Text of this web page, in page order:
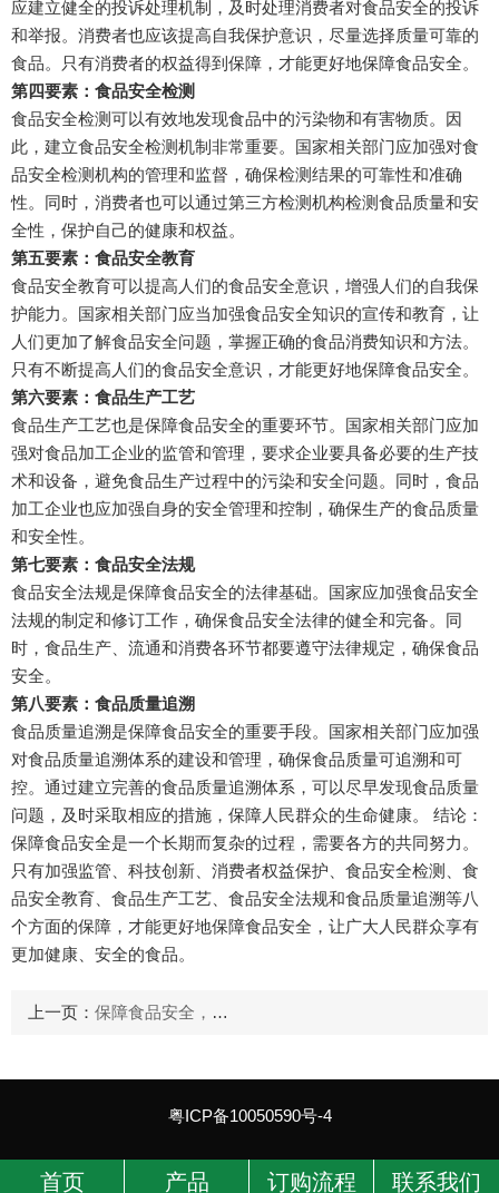
应建立健全的投诉处理机制，及时处理消费者对食品安全的投诉
和举报。消费者也应该提高自我保护意识，尽量选择质量可靠的
食品。只有消费者的权益得到保障，才能更好地保障食品安全。
第四要素：食品安全检测
食品安全检测可以有效地发现食品中的污染物和有害物质。因
此，建立食品安全检测机制非常重要。国家相关部门应加强对食
品安全检测机构的管理和监督，确保检测结果的可靠性和准确
性。同时，消费者也可以通过第三方检测机构检测食品质量和安
全性，保护自己的健康和权益。
第五要素：食品安全教育
食品安全教育可以提高人们的食品安全意识，增强人们的自我保
护能力。国家相关部门应当加强食品安全知识的宣传和教育，让
人们更加了解食品安全问题，掌握正确的食品消费知识和方法。
只有不断提高人们的食品安全意识，才能更好地保障食品安全。
第六要素：食品生产工艺
食品生产工艺也是保障食品安全的重要环节。国家相关部门应加
强对食品加工企业的监管和管理，要求企业要具备必要的生产技
术和设备，避免食品生产过程中的污染和安全问题。同时，食品
加工企业也应加强自身的安全管理和控制，确保生产的食品质量
和安全性。
第七要素：食品安全法规
食品安全法规是保障食品安全的法律基础。国家应加强食品安全
法规的制定和修订工作，确保食品安全法律的健全和完备。同
时，食品生产、流通和消费各环节都要遵守法律规定，确保食品
安全。
第八要素：食品质量追溯
食品质量追溯是保障食品安全的重要手段。国家相关部门应加强
对食品质量追溯体系的建设和管理，确保食品质量可追溯和可
控。通过建立完善的食品质量追溯体系，可以尽早发现食品质量
问题，及时采取相应的措施，保障人民群众的生命健康。 结论：
保障食品安全是一个长期而复杂的过程，需要各方的共同努力。
只有加强监管、科技创新、消费者权益保护、食品安全检测、食
品安全教育、食品生产工艺、食品安全法规和食品质量追溯等八
个方面的保障，才能更好地保障食品安全，让广大人民群众享有
更加健康、安全的食品。
上一页： 保障食品安全，从食品安全体系做起！
粤ICP备10050590号-4
首页 产品 订购流程 联系我们